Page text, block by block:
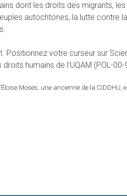
dont les droits des migrants,
autochtones, la lutte contre
. Positionnez votre curseur sur
humains de l’UQAM (POL-00-
Moses, une ancienne de la CIDDHU,